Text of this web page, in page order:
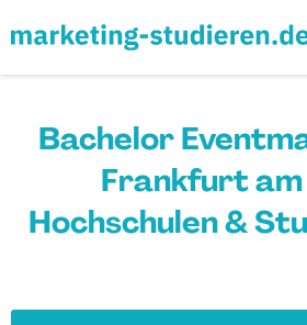
Bachelor
Frankfurt am
Hochschulen &